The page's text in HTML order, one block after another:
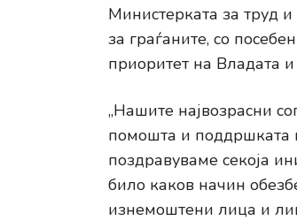
Министерката за труд
за граѓаните, со
приоритет на Владата
„Нашите највозрасни
помошта и поддршката
поздравуваме секоја
било каков начин
изнемоштени лица и